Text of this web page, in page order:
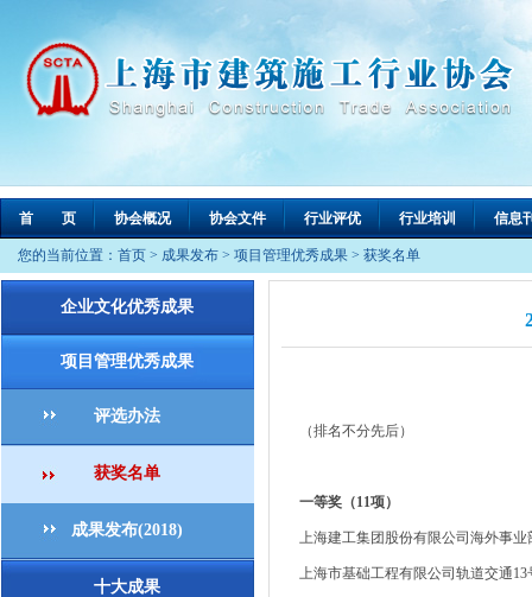
首 页 协会概况 协会文件 行业评优 行业培训 信息
您的当前位置： 首页 > 成果发布 > 项目管理优秀成果 > 获奖名单
企业文化优秀成果
项目管理优秀成果
评选办法
获奖名单
成果发布(2018)
十大成果
（排名不分先后）
一等奖（11项）
上海建工集团股份有限公司海外事
上海市基础工程有限公司轨道交通